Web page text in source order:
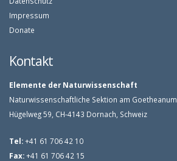
Impressum
Donate
Kontakt
Elemente der Naturwissenschaft
Naturwissenschaftliche Sektion am Goetheanum
Hügelweg 59, CH-4143 Dornach, Schweiz
Tel:+41 61 706 42 10
Fax:+41 61 706 42 15